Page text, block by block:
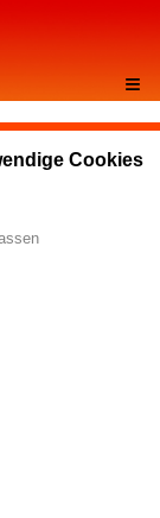
≡
Cookies